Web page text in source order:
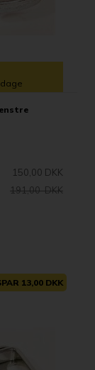
150,00 DKK
191,00 DKK
13,00 DKK